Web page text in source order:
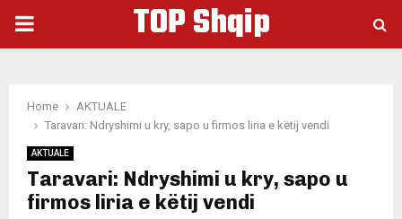
PRIMARY
TOP Shqip
Home
AKTUALE
Taravari: Ndryshimi u kry, sapo u firmos liria e këtij vendi
AKTUALE
Taravari: Ndryshimi u kry, sapo u
firmos liria e këtij vendi